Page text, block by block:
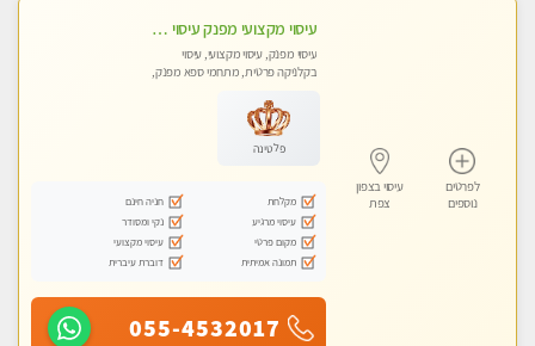
לפרטים
נוספים
עיסוי בצפון
צפת
עיסוי מקצועי מפנק עיסוי עם אבנים חמות. מעסה עם תעודות. טיפול מרגיע ומפנק באווירה נעימה ושקטה
עיסוי מפנק, עיסוי מקצועי, עיסוי
בקלניקה פרטית, מתחמי ספא מפנק,
פלטינה
מקלחת
חניה חינם
עיסוי מרגיע
נקי ומסודר
מקום פרטי
עיסוי מקצועי
תמונה אמיתית
דוברת עיברית
055-4532017